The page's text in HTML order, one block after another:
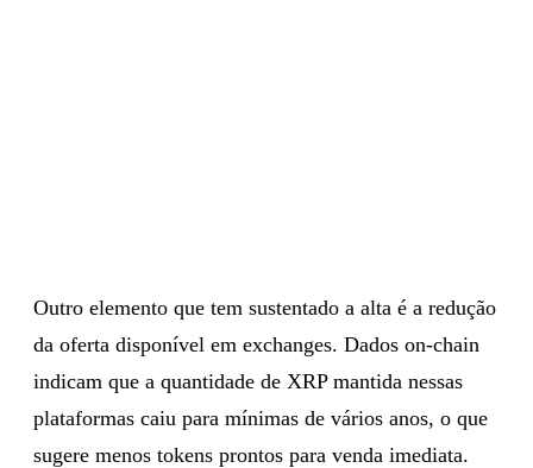
Outro elemento que tem sustentado a alta é a redução
da oferta disponível em exchanges. Dados on-chain
indicam que a quantidade de XRP mantida nessas
plataformas caiu para mínimas de vários anos, o que
sugere menos tokens prontos para venda imediata.